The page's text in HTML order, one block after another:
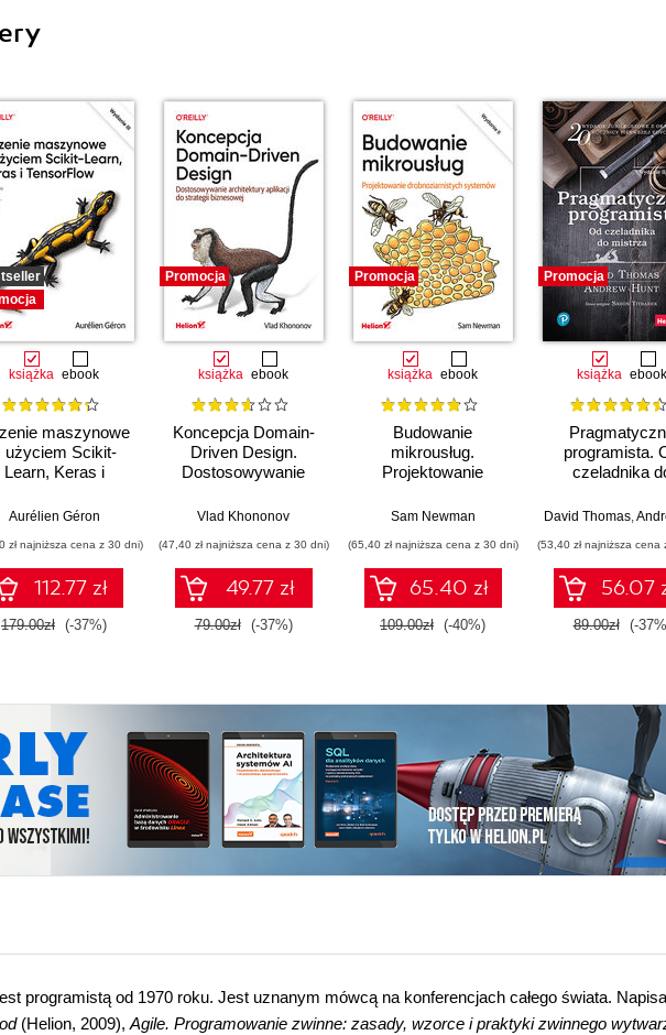
książka ebook
maszynowe
użyciem Scikit-
Learn, Keras i
III
Aurélien Géron
zł najniższa cena z 30 dni)
112.77 zł
179.00zł (-37%)
Promocja
książka ebook
Koncepcja Domain-
Driven Design.
Dostosowywanie
do strategii
Vlad Khononov
(47,40 zł najniższa cena z 30 dni)
49.77 zł
79.00zł (-37%)
Promocja
książka ebook
Budowanie
mikrousług.
Projektowanie
systemów. Wydanie
Sam Newman
(65,40 zł najniższa cena z 30 dni)
65.40 zł
109.00zł (-40%)
Promocja
książka ebook
programista.
czeladnika
David Thomas,Andrew
(53,40 zł najniższa cena
56.07
89.00zł (-
programistą od 1970 roku. Jest uznanym mówcą na konferencjach całego świata.
(Helion, 2009), Agile. Programowanie zwinne: zasady, wzorce i praktyki zwinnego